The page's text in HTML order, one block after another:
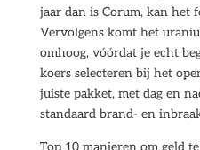
jaar dan is Corum, kan het
Vervolgens komt het
omhoog, vóórdat je echt
koers selecteren bij het
juiste pakket, met dag en
standaard brand- en
Top 10 manieren om geld